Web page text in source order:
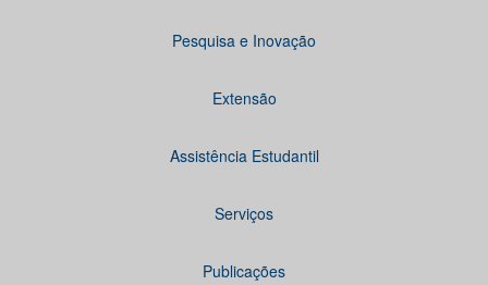
Pesquisa e Inovação
Extensão
Assistência Estudantil
Serviços
Publicações